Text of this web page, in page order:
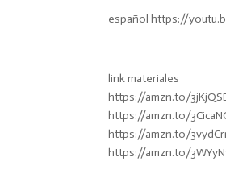
español https://
link materiales
https://amzn.to/
https://amzn.to/
https://amzn.to/
https://amzn.to/